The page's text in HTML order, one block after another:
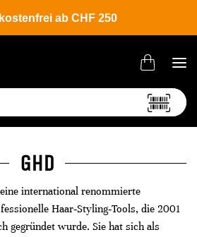
ab CHF 250
GHD
international renommierte
Haar‑Styling‑Tools, die 2001
gegründet wurde. Sie hat sich als